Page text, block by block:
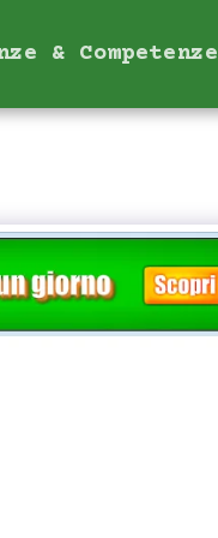
& Competenze